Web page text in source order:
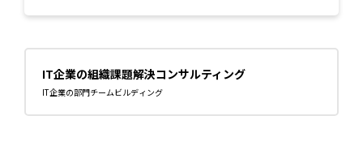
IT企業の組織課題解決コンサルティング
IT企業の部門チームビルディング